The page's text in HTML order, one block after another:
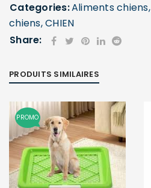
Categories:Aliments chiens,
chiens,CHIEN
Share:
PRODUITS SIMILAIRES
PROMO